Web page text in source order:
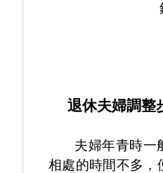
退休夫婦調整
夫婦年青時一
相處的時間不多，